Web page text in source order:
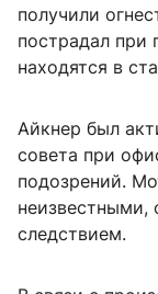
получили
пострадал при
находятся в
Айкнер был
совета при
подозрений.
неизвестными,
следствием.